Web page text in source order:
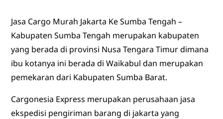
Jasa Cargo Murah Jakarta Ke Sumba Tengah –
Kabupaten Sumba Tengah merupakan kabupaten
yang berada di provinsi Nusa Tengara Timur dimana
ibu kotanya ini berada di Waikabul dan merupakan
pemekaran dari Kabupaten Sumba Barat.
Cargonesia Express merupakan perusahaan jasa
ekspedisi pengiriman barang di jakarta yang